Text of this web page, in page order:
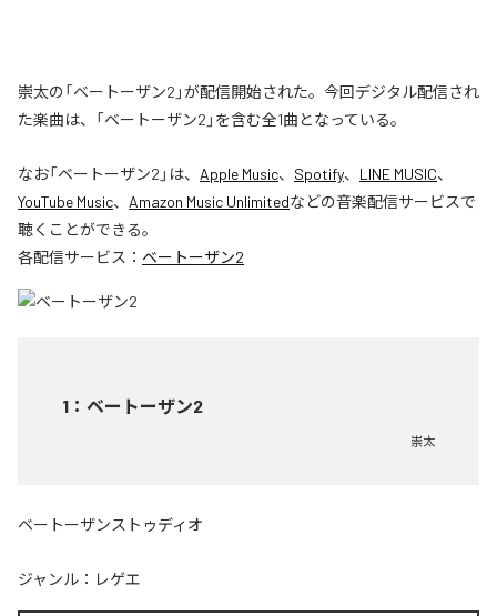
崇太の「ベートーザン2」が配信開始された。今回デジタル配信され
た楽曲は、「ベートーザン2」を含む全1曲となっている。
なお「ベートーザン2 」は、 Apple Music、 Spotify、 LINE MUSIC、
YouTube Music、 Amazon Music Unlimitedなどの音楽配信サービスで
聴くことができる。
各配信サービス： ベートーザン2
1 ： ベートーザン2
崇太
ベートーザンストゥディオ
ジャンル： レゲエ